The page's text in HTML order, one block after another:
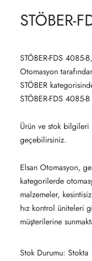
STÖBER-
STÖBER-FDS 4085-
Otomasyon
STÖBER
STÖBER-FDS 4085-B
Ürün ve stok
geçebilirsiniz.
Elsan Otomasyon,
kategorilerde
malzemeler,
hız kontrol üniteleri
müşterilerine
Stok Durumu: Stokta